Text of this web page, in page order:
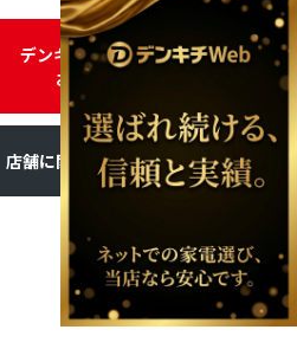
デンキチWEBに関する
お問い合わせ
店舗に関するお問い合わせ